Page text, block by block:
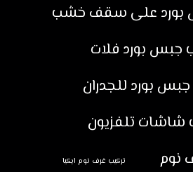
بورد على سقف خشب
جبس بورد فلات
بورد للجدران
شاشات تلفزيون
نوم
تركيب غرف نوم ايكيا